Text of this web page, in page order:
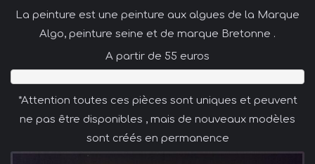
La peinture est une peinture aux algues de la Marque
Algo, peinture seine et de marque Bretonne .
A partir de 55 euros
*Attention toutes ces pièces sont uniques et peuvent
ne pas être disponibles , mais de nouveaux modèles
sont créés en permanence